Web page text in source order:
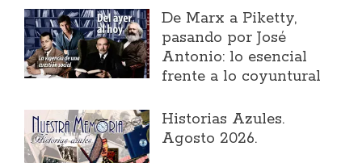
​De Marx a Piketty,
pasando por José
Antonio: lo esencial
frente a lo coyuntural
Historias Azules.
Agosto 2026.